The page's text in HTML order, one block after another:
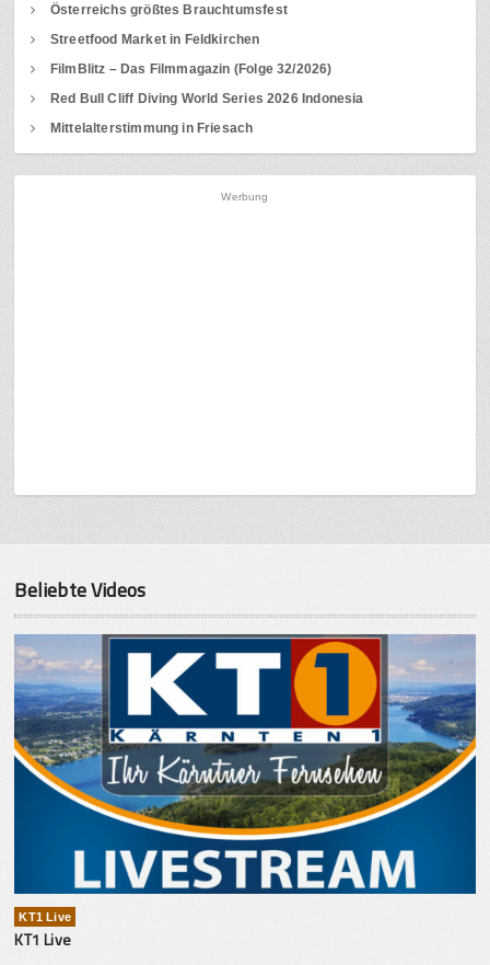
Österreichs größtes Brauchtumsfest
Streetfood Market in Feldkirchen
FilmBlitz – Das Filmmagazin (Folge 32/2026)
Red Bull Cliff Diving World Series 2026 Indonesia
Mittelalterstimmung in Friesach
Werbung
Beliebte Videos
KT1 Live
KT1 Live